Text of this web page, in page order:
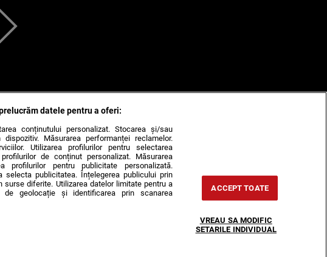
datele pentru a oferi:
conținutului personalizat. Stocarea și/sau
Măsurarea performanței reclamelor.
Utilizarea profilurilor pentru selectarea
de conținut personalizat. Măsurarea
profilurilor pentru publicitate personalizată.
selecta publicitatea. Înțelegerea publicului prin
diferite. Utilizarea datelor limitate pentru a
geolocație și identificarea prin scanarea
ACCEPT TOATE
VREAU SA MODIFIC
SETARILE INDIVIDUAL